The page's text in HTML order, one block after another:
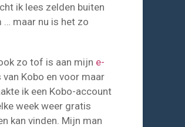
ik lees zelden buiten
… maar nu is het zo
zo tof is aan mijn e-
van Kobo en voor maar
ik een Kobo-account
week weer gratis
kan vinden. Mijn man